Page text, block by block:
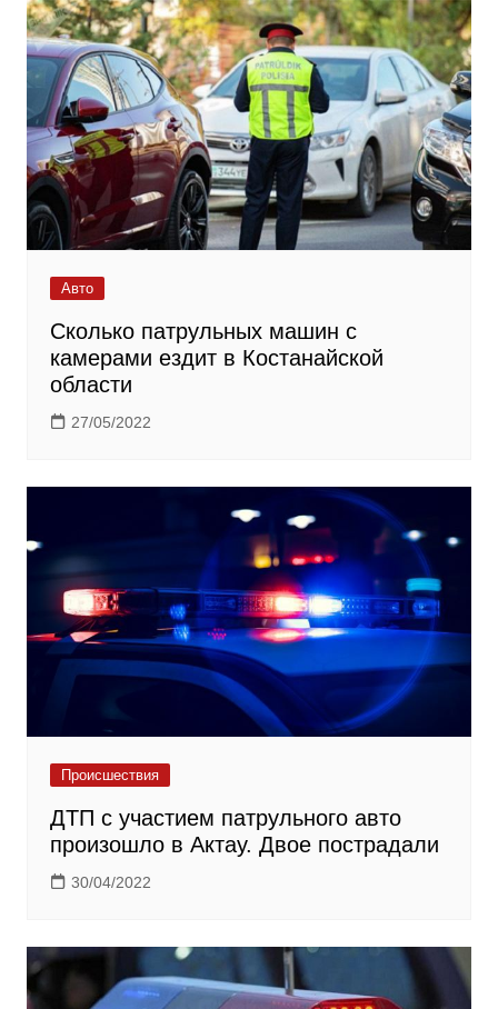
Авто
Сколько патрульных машин с
камерами ездит в Костанайской
области
27/05/2022
Происшествия
ДТП с участием патрульного авто
произошло в Актау. Двое пострадали
30/04/2022